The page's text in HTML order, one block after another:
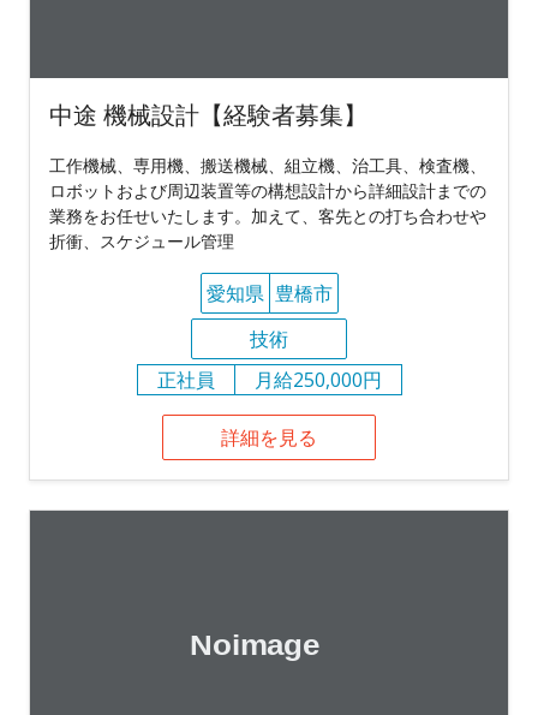
中途 機械設計【経験者募集】
工作機械、専用機、搬送機械、組立機、治工具、検査機、
ロボットおよび周辺装置等の構想設計から詳細設計までの
業務をお任せいたします。加えて、客先との打ち合わせや
折衝、スケジュール管理
愛知県 豊橋市
技術
正社員
月給250,000円
詳細を見る